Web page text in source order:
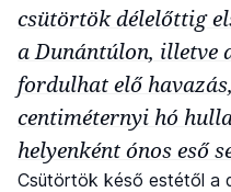
csütörtök délelőttig
a Dunántúlon, illetve
fordulhat elő
centiméternyi hó
helyenként ónos eső
Csütörtök késő estétől a